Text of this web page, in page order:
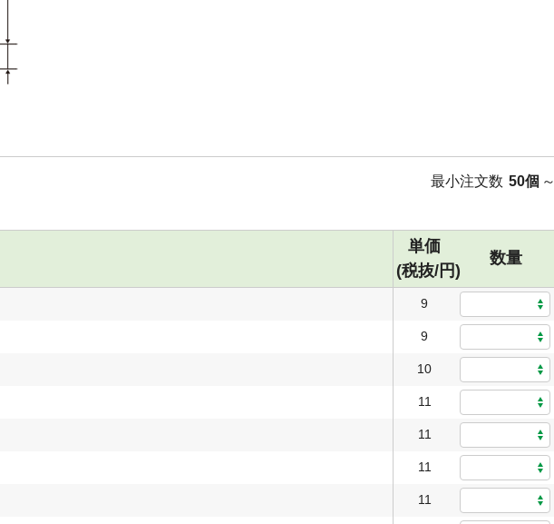
最小注文数 50個
単価
(税抜/円)
数量
9
9
10
11
11
11
11